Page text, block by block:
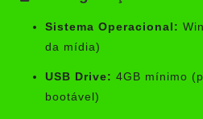
Sistema Operacional:
da mídia)
USB Drive: 4GB mínimo
bootável)